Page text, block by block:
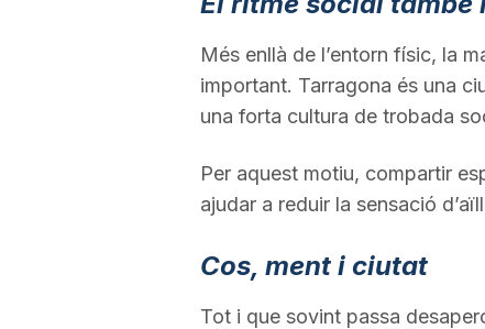
Més enllà de l’entorn físic, la
important. Tarragona és una
una forta cultura de trobada
Per aquest motiu, compartir
ajudar a reduir la sensació
Cos, ment i ciutat
Tot i que sovint passa